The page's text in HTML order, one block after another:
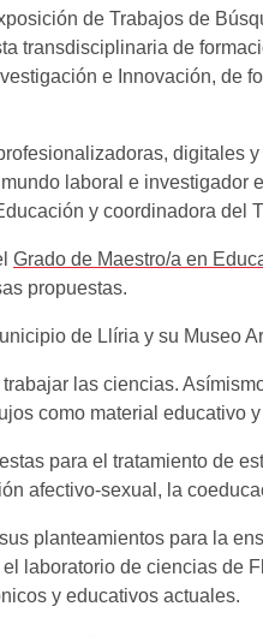
de Trabajos de
transdisciplinaria de
e Innovación, de
digitales
laboral e investigador
y coordinadora del
Grado de Maestro/a en
propuestas.
de Llíria y su Museo
las ciencias.
como material educativo
para el tratamiento de
afectivo-sexual, la
planteamientos para la
laboratorio de ciencias de
y educativos actuales.